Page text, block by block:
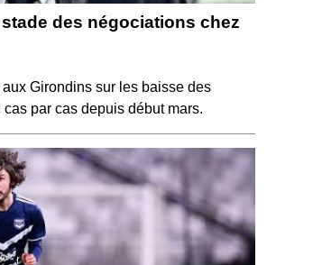
des négociations chez
Girondins sur les baisse des
par cas depuis début mars.